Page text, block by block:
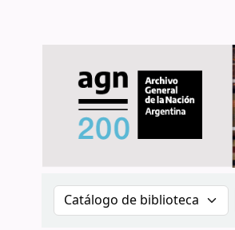
Buscar en el catálogo por: